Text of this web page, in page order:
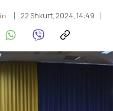
22 Shkurt, 2024, 14:49